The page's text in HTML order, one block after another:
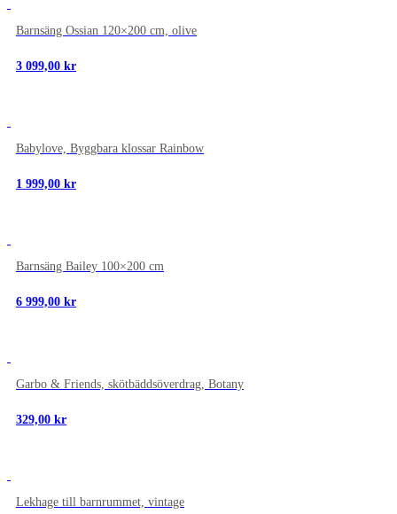
Barnsäng Ossian 120×200 cm, olive
3 099,00 kr
Babylove, Byggbara klossar Rainbow
1 999,00 kr
Barnsäng Bailey 100×200 cm
6 999,00 kr
Garbo & Friends, skötbäddsöverdrag, Botany
329,00 kr
Lekhage till barnrummet, vintage